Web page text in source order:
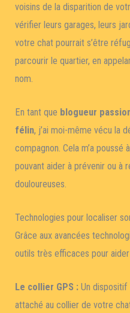
voisins de la disparition de
vérifier leurs garages, leurs
votre chat pourrait s’être
parcourir le quartier, en
nom.
En tant que blogueur
félin, j’ai moi-même vécu la
compagnon. Cela m’a poussé
pouvant aider à prévenir ou à
douloureuses.
Technologies pour localiser
Grâce aux avancées
outils très efficaces pour
Le collier GPS : Un
attaché au collier de votre